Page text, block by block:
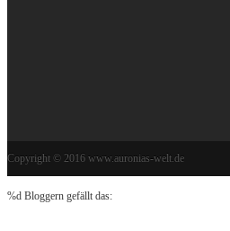
Copyright © 2016 www.auronias-welt.de
%d Bloggern gefällt das: